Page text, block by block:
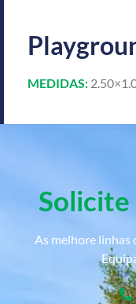
MEDIDAS:
As melhore linhas